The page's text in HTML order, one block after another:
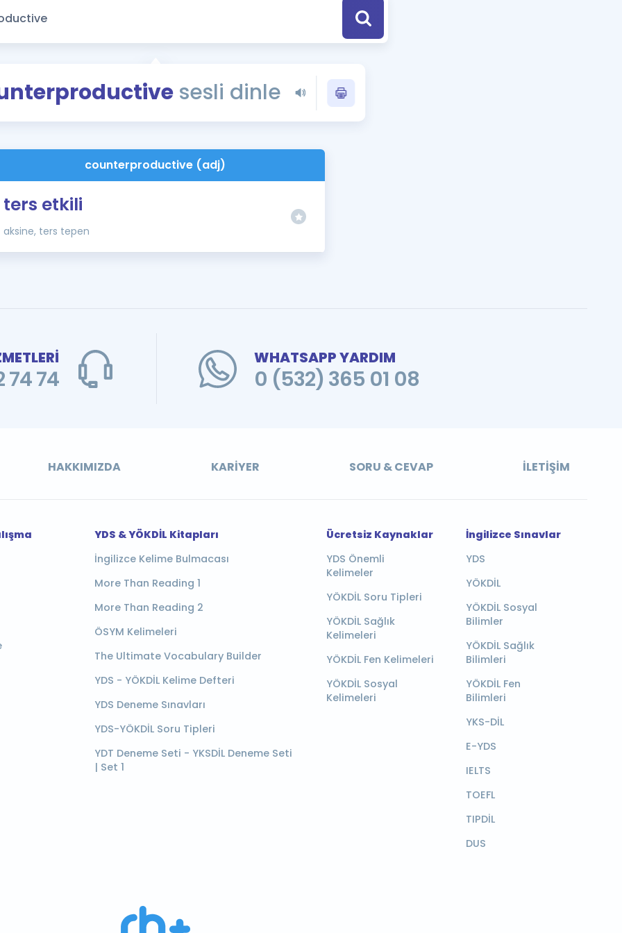
Eğitim ve Kitaplara Özel Fırsatlar
YDS - YÖKDİL Tüm Sınavlarla İlgili Haberler
İngilizce Gramer
İngilizce Gramer ve Konu Anlatımı
sesli dinle
counterproductive (adj)
ters etkili
aksine, ters tepen
74
WHATSAPP YARDIM
0 (532) 365 01 08
HAKKIMIZDA KARIYER SORU & CEVAP İLETIŞIM
YDS & YÖKDİL Kitapları
İngilizce Kelime Bulmacası
More Than Reading 1
More Than Reading 2
ÖSYM Kelimeleri
The Ultimate Vocabulary Builder
YDS - YÖKDİL Kelime Defteri
YDS Deneme Sınavları
YDS-YÖKDİL Soru Tipleri
YDT Deneme Seti - YKSDİL Deneme Seti
| Set 1
Ücretsiz Kaynaklar
YDS Önemli
Kelimeler
YÖKDİL Soru Tipleri
YÖKDİL Sağlık
Kelimeleri
YÖKDİL Fen Kelimeleri
YÖKDİL Sosyal
Kelimeleri
İngilizce Sınavlar
YDS
YÖKDİL
YÖKDİL Sosyal
Bilimler
YÖKDİL Sağlık
Bilimleri
YÖKDİL Fen
Bilimleri
YKS-DİL
E-YDS
IELTS
TOEFL
TIPDİL
DUS